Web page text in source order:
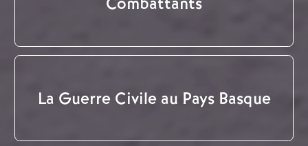
La Guerre Civile au Pays Basque